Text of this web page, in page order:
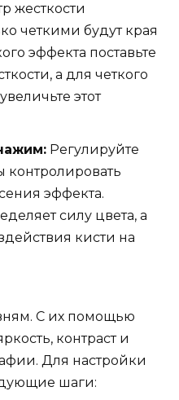
жесткости
четкими будут края
эффекта поставьте
а для четкого
этот
Регулируйте
контролировать
эффекта.
силу цвета, а
кисти на
С их помощью
контраст и
Для настройки
шаги: